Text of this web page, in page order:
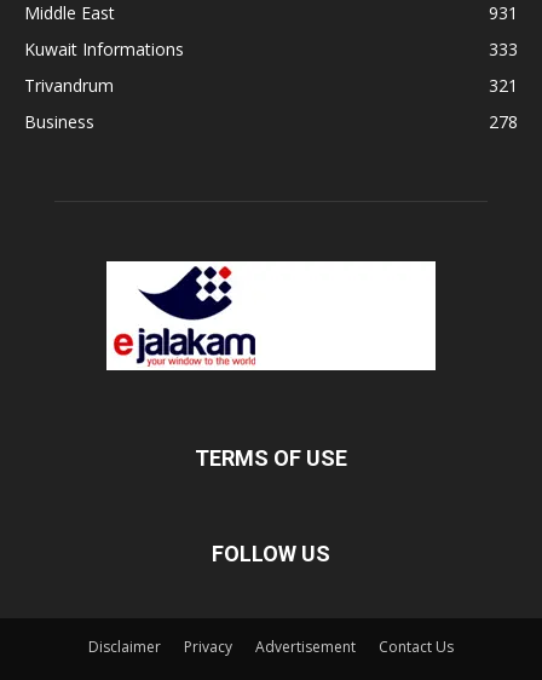
Middle East
931
Kuwait Informations
333
Trivandrum
321
Business
278
TERMS OF USE
FOLLOW US
Disclaimer Privacy Advertisement Contact Us